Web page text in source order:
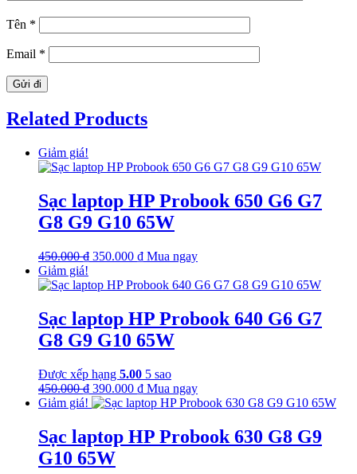
Tên *
Email *
Related Products
Giảm giá!
Sạc laptop HP Probook 650 G6 G7
G8 G9 G10 65W
450.000₫ Giá
là:
350.000 ₫Giá
tại
350.000 ₫.
Mua ngay
Giảm giá!
Sạc laptop HP Probook 640 G6 G7
G8 G9 G10 65W
Được xếp hạng 5.00 5 sao
450.000₫ Giá
gốc
450.000 ₫.
390.000 ₫Giá
hiện
là:
390.000 ₫.
Mua ngay
Giảm giá!
Sạc laptop HP Probook 630 G8 G9
G10 65W